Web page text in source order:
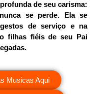
de seu carisma:
se perde. Ela se
de serviço e na
filhas fiéis de seu Pai
Musicas Aqui